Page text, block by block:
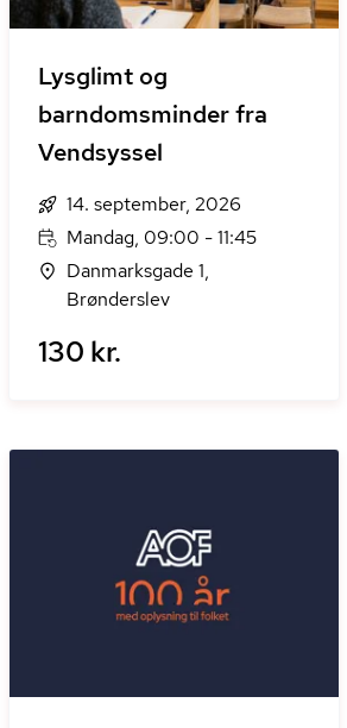
Lysglimt og
barndomsminder fra
Vendsyssel
14. september, 2026
Mandag, 09:00 - 11:45
Danmarksgade 1,
Brønderslev
130 kr.